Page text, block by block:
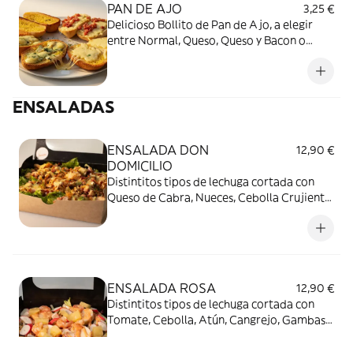
PAN DE AJO
3,25 €
Delicioso Bollito de Pan de Ajo, a elegir
entre Normal, Queso, Queso y Bacon o
ENSALADAS
ENSALADA DON
DOMICILIO
12,90 €
Distintitos tipos de lechuga cortada con
Queso de Cabra, Nueces, Cebolla Crujiente,
ENSALADA ROSA
12,90 €
Distintitos tipos de lechuga cortada con
Tomate, Cebolla, Atún, Cangrejo, Gambas,